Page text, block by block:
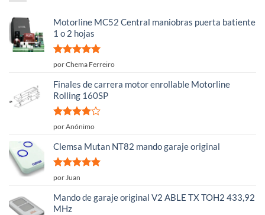
Motorline MC52 Central maniobras puerta batiente
1 o 2 hojas
Valorado
por Chema Ferreiro
Finales de carrera motor enrollable Motorline
Rolling 160SP
Valorado
5
por Anónimo
Clemsa Mutan NT82 mando garaje original
Valorado
por Juan
Mando de garaje original V2 ABLE TX TOH2 433,92
MHz